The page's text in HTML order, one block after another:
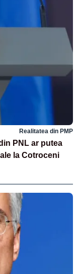
Realitatea din PMP
PNL ar putea
la Cotroceni